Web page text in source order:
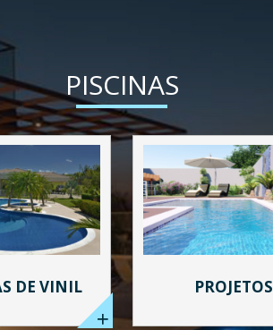
PISCINAS
DE VINIL PROJETOS